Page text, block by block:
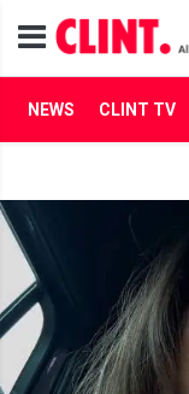
NEWS CLINT TV